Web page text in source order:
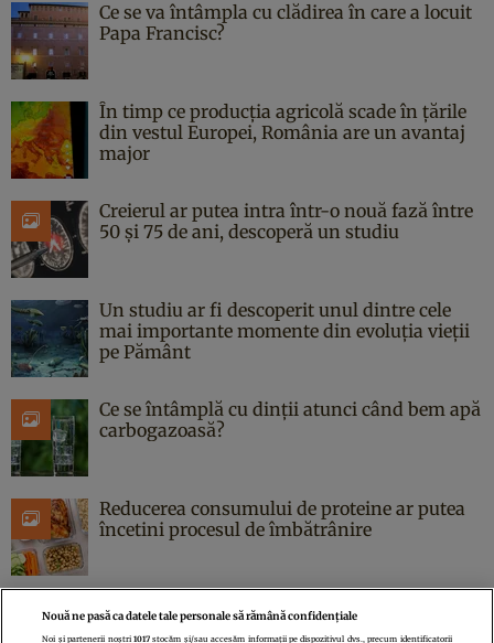
Ce se va întâmpla cu clădirea în care a locuit
Papa Francisc?
În timp ce producția agricolă scade în țările
din vestul Europei, România are un avantaj
major
Creierul ar putea intra într-o nouă fază între
50 și 75 de ani, descoperă un studiu
Un studiu ar fi descoperit unul dintre cele
mai importante momente din evoluția vieții
pe Pământ
Ce se întâmplă cu dinții atunci când bem apă
carbogazoasă?
Reducerea consumului de proteine ar putea
încetini procesul de îmbătrânire
Nouă ne pasă ca datele tale personale să rămână confidențiale
Noi și partenerii noștri1017 stocăm și/sau accesăm informații pe dispozitivul dvs., precum identificatorii